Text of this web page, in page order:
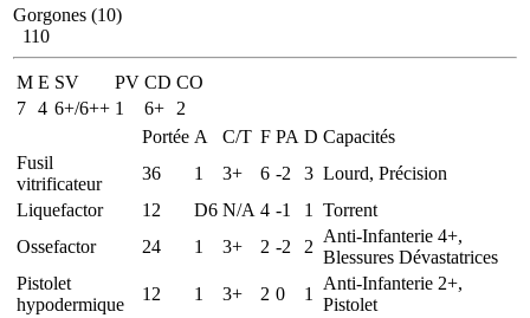
Gorgones (10)
110
M E SV PV CD CO
7 4 6+/6++ 1 6+
2
Portée A C/T F PA D Capacités
Fusil
vitrificateur
36 1 3+ 6 -2 3 Lourd, Précision
Liquefactor
12 D6 N/A 4 -1 1
Torrent
Ossefactor
24 1 3+ 2 -2 2
Anti-Infanterie 4+,
Blessures Dévastatrices
Pistolet
hypodermique
12 1 3+ 2 0 1
Anti-Infanterie 2+,
Pistolet